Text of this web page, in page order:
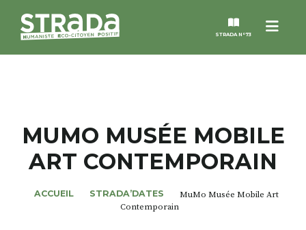
Menu
STRADA N°73
MAGAZINES
NOS THÈMES
MUMO MUSÉE MOBILE
ART CONTEMPORAIN
ACCUEIL STRADA’DATES
MuMo Musée Mobile Art
Contemporain